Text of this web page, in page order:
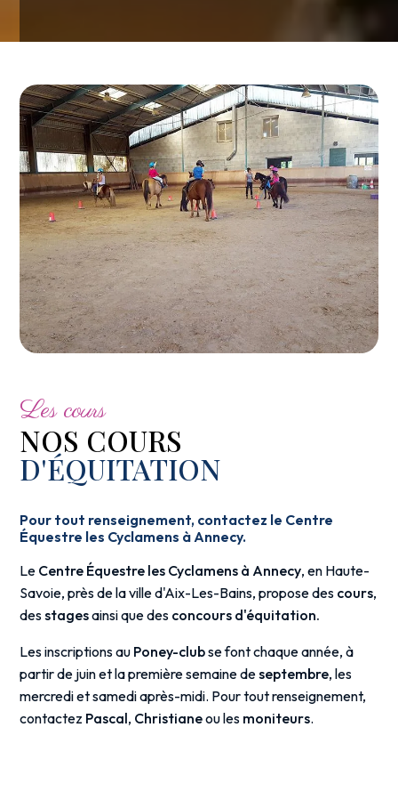
Les cours
NOS COURS
D'ÉQUITATION
Pour tout renseignement, contactez le Centre
Équestre les Cyclamens à Annecy.
Le Centre Équestre les Cyclamens à Annecy, en Haute-
Savoie, près de la ville d'Aix-Les-Bains, propose des cours,
desstagesainsi que des concours d'équitation.
Les inscriptions au Poney-clubse font chaque année, à
partir de juin et la première semaine deseptembre, les
mercredi et samedi après-midi. Pour tout renseignement,
contactez Pascal, Christianeou les moniteurs.